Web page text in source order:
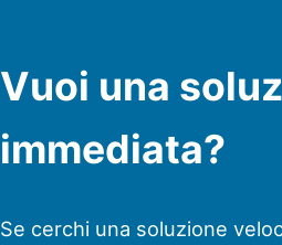
Vuoi una
immediata?
Se cerchi una soluzione